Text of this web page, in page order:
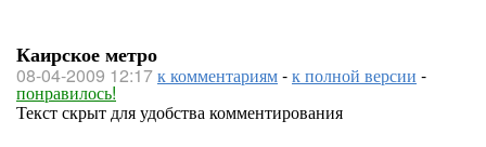
Каирское метро
08-04-2009 12:17к комментариям-к полной версии -
понравилось!
Текст скрыт для удобства комментирования